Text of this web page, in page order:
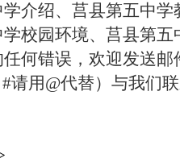
介绍、莒县第五中
校园环境、莒县第五
何错误，欢迎发送邮
#请用@代替）与我们